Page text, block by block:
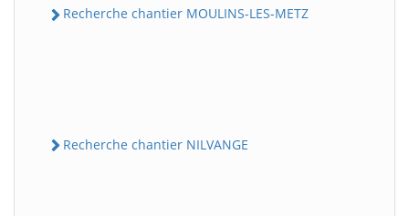
Recherche chantier MOULINS-LES-METZ
Recherche chantier NILVANGE